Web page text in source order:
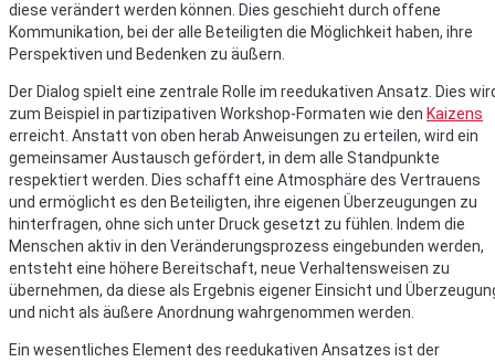
diese verändert werden können. Dies geschieht durch offene
Kommunikation, bei der alle Beteiligten die Möglichkeit haben, ihre
Perspektiven und Bedenken zu äußern.
Der Dialog spielt eine zentrale Rolle im reedukativen Ansatz. Dies
zum Beispiel in partizipativen Workshop-Formaten wie den Kaizens
erreicht. Anstatt von oben herab Anweisungen zu erteilen, wird ein
gemeinsamer Austausch gefördert, in dem alle Standpunkte
respektiert werden. Dies schafft eine Atmosphäre des Vertrauens
und ermöglicht es den Beteiligten, ihre eigenen Überzeugungen zu
hinterfragen, ohne sich unter Druck gesetzt zu fühlen. Indem die
Menschen aktiv in den Veränderungsprozess eingebunden werden,
entsteht eine höhere Bereitschaft, neue Verhaltensweisen zu
übernehmen, da diese als Ergebnis eigener Einsicht und
und nicht als äußere Anordnung wahrgenommen werden.
Ein wesentliches Element des reedukativen Ansatzes ist der